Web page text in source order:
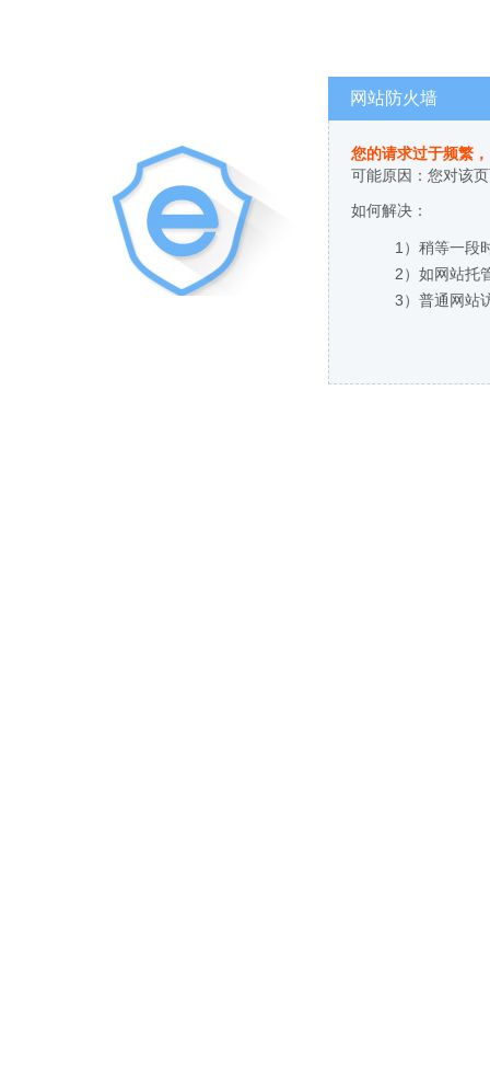
网站防火墙
您的请求过于频繁
可能原因：您对该
如何解决：
1）稍等一段
2）如网站托
3）普通网站